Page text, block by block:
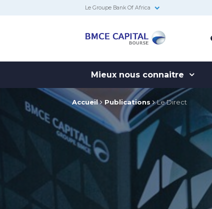
Le Groupe Bank Of Africa
Bourse
Mieux nous connaitre
Accueil Publications Le Direct